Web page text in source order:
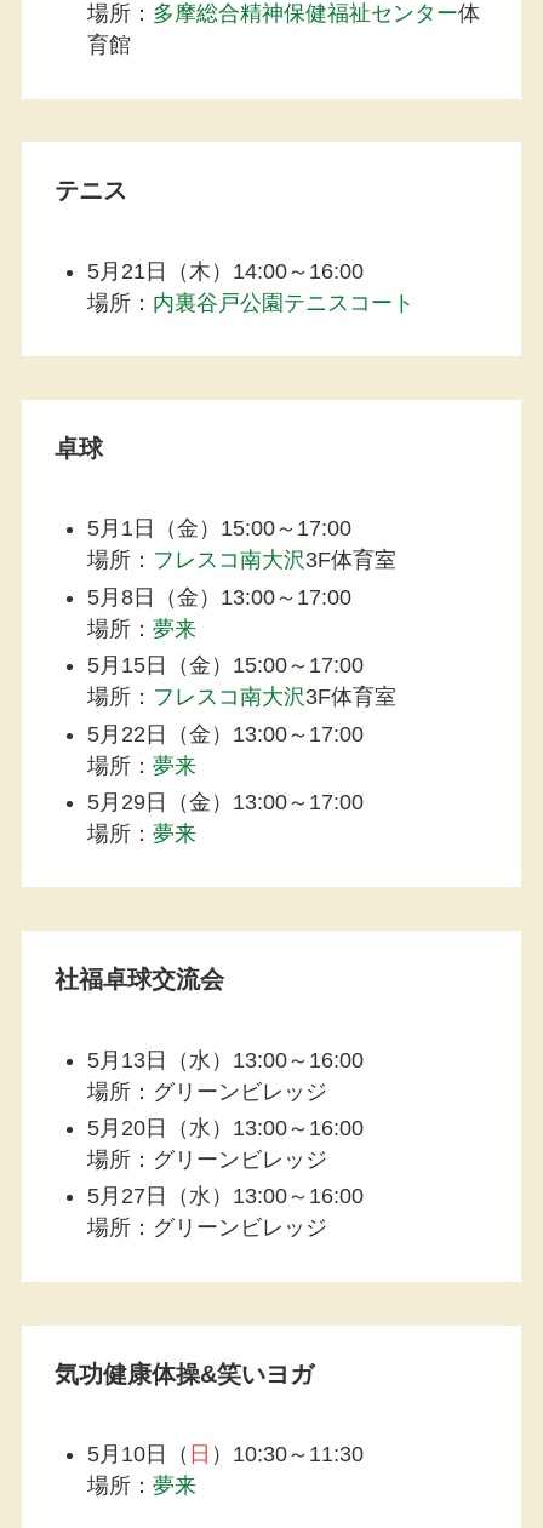
場所： 多摩総合精神保健福祉センター体
育館
テニス
5月21日（木）14:00～16:00
場所： 内裏谷戸公園テニスコート
卓球
5月1日（金）15:00～17:00
場所： フレスコ南大沢3F体育室
5月8日（金）13:00～17:00
場所： 夢来
5月15日（金）15:00～17:00
場所： フレスコ南大沢3F体育室
5月22日（金）13:00～17:00
場所： 夢来
5月29日（金）13:00～17:00
場所： 夢来
社福卓球交流会
5月13日（水）13:00～16:00
場所：グリーンビレッジ
5月20日（水）13:00～16:00
場所：グリーンビレッジ
5月27日（水）13:00～16:00
場所：グリーンビレッジ
気功健康体操&笑いヨガ
5月10日（ 日 ）10:30～11:30
場所： 夢来